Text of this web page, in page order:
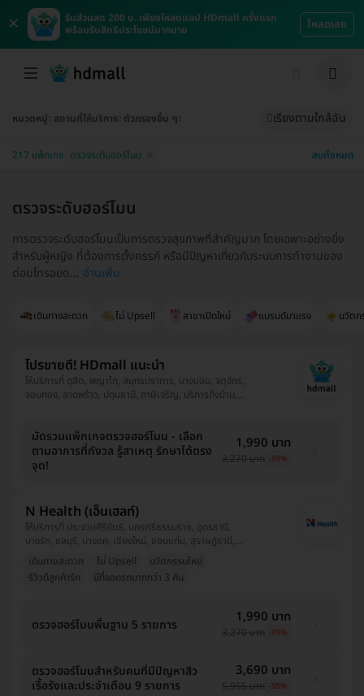
×
รับส่วนลด 200 บ. เพียงโหลดแอป HDmall ครั้งแรก
พร้อมรับสิทธิประโยชน์มากมาย
โหลดเลย
หมวดหมู่ สถานที่ให้บริการ ตัวกรองอื่น ๆ เรียงตามใกล้ฉัน
217 แพ็กเกจ ตรวจระดับฮอร์โมน ลบทั้งหมด
เดินทางสะดวก ไม่ Upsell สาขาเปิดใหม่ แบรนด์มาแรง นวัตก
ตรวจระดับฮอร์โมน
การตรวจระดับฮอร์โมนเป็นการตรวจสุขภาพที่สำคัญมาก โดยเฉพาะอย่างยิ่ง
สำหรับผู้หญิง ที่ต้องการตั้งครรภ์ หรือมีปัญหาเกี่ยวกับระบบการทำงานของ
ต่อมไทรอยด... อ่านเพิ่ม
โปรขายดี! HDmall แนะนำ
ให้บริการที่ ดุสิต, พญาไท, สมุทรปราการ, บางบอน, จตุจักร,
จอมทอง, ลาดพร้าว, ปทุมธานี, ภาษีเจริญ, บริการถึงบ้าน,
บางรัก
มัดรวมแพ็กเกจตรวจฮอร์โมน - เลือก
ตามอาการที่กังวล รู้สาเหตุ รักษาได้ตรง
จุด!
1,990 บาท
3,270 บาท -39%
N Health (เอ็นเฮลท์)
ให้บริการที่ ประจวบคีรีขันธ์, นครศรีธรรมราช, อุดรธานี,
บางรัก, ชลบุรี, บางแค, เชียงใหม่, ขอนแก่น, สุราษฎ์ธานี,
เชียงราย, ปราจีนบุรี, ห้วยขวาง, พระนครศรีอยุธยา,
จันทบุรี, ชุมพร, สมุทรสาคร, สมุทรปราการ, บริการนอก
สถานที่, สงขลา, สุพรรณบุรี, สุราษฎร์ธานี, อุบลราชธานี,
เดินทางสะดวก ไม่ Upsell
นวัตกรรมใหม่
รีวิวดีลูกค้ารัก
มีที่จอดรถมากกว่า 3 คัน
ตรวจฮอร์โมนพื้นฐาน 5 รายการ 1,990 บาท
3,270 บาท -39%
ตรวจฮอร์โมนสำหรับคนที่มีปัญหาสิว
เรื้อรังและประจำเดือน 9 รายการ
3,690 บาท
5,955 บาท -38%